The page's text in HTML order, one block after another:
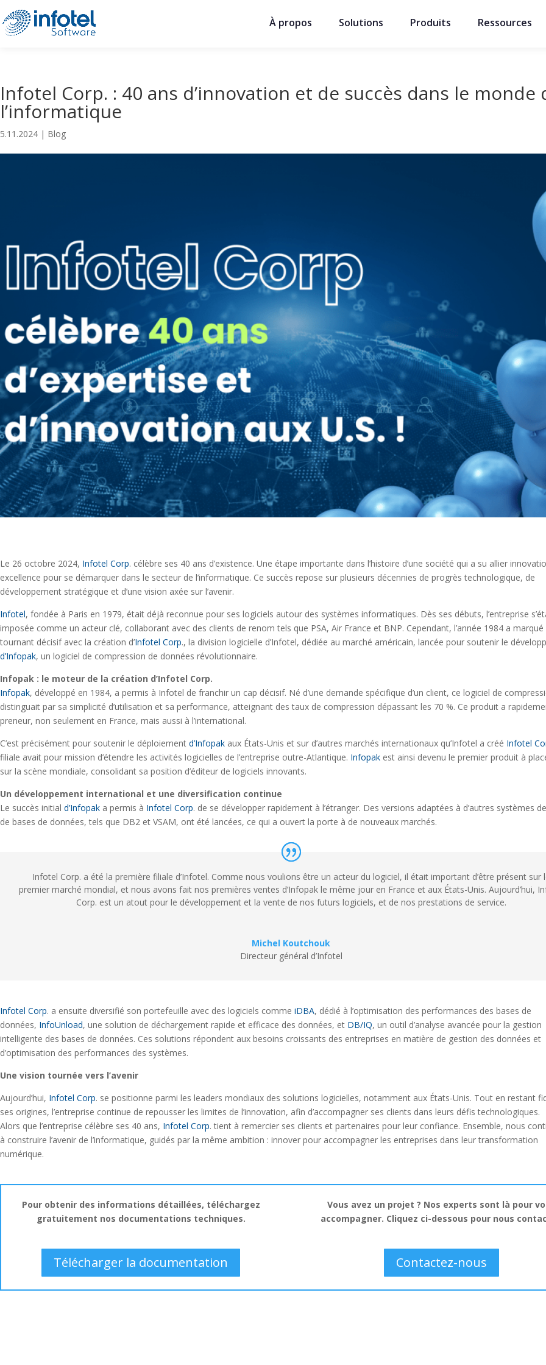
À propos Solutions Produits Ressources
Infotel Corp. : 40 ans d’innovation et de succès dans le monde
l’informatique
5.11.2024 | Blog
Le 26 octobre 2024, Infotel Corp. célèbre ses 40 ans d’existence. Une étape importante dans l’histoire d’une société qui a su allier
excellence pour se démarquer dans le secteur de l’informatique. Ce succès repose sur plusieurs décennies de progrès technologique, de
développement stratégique et d’une vision axée sur l’avenir.
Infotel, fondée à Paris en 1979, était déjà reconnue pour ses logiciels autour des systèmes informatiques. Dès ses débuts, l’entreprise
imposée comme un acteur clé, collaborant avec des clients de renom tels que PSA, Air France et BNP. Cependant, l’année 1984 a marqué
tournant décisif avec la création d’Infotel Corp., la division logicielle d’Infotel, dédiée au marché américain, lancée pour soutenir le
d’Infopak, un logiciel de compression de données révolutionnaire.
Infopak : le moteur de la création d’Infotel Corp.
Infopak, développé en 1984, a permis à Infotel de franchir un cap décisif. Né d’une demande spécifique d’un client, ce logiciel de
distinguait par sa simplicité d’utilisation et sa performance, atteignant des taux de compression dépassant les 70 %. Ce produit a
preneur, non seulement en France, mais aussi à l’international.
C’est précisément pour soutenir le déploiement d’Infopak aux États-Unis et sur d’autres marchés internationaux qu’Infotel a créé Infotel
filiale avait pour mission d’étendre les activités logicielles de l’entreprise outre-Atlantique. Infopak est ainsi devenu le premier produit à
sur la scène mondiale, consolidant sa position d’éditeur de logiciels innovants.
Un développement international et une diversification continue
Le succès initial d’Infopak a permis à Infotel Corp. de se développer rapidement à l’étranger. Des versions adaptées à d’autres systèmes
de bases de données, tels que DB2 et VSAM, ont été lancées, ce qui a ouvert la porte à de nouveaux marchés.
Infotel Corp. a été la première filiale d’Infotel. Comme nous voulions être un acteur du logiciel, il était important d’être présent sur
premier marché mondial, et nous avons fait nos premières ventes d’Infopak le même jour en France et aux États-Unis. Aujourd’hui,
Corp. est un atout pour le développement et la vente de nos futurs logiciels, et de nos prestations de service.
Michel Koutchouk
Directeur général d’Infotel
Infotel Corp. a ensuite diversifié son portefeuille avec des logiciels comme iDBA, dédié à l’optimisation des performances des bases de
données, InfoUnload, une solution de déchargement rapide et efficace des données, et DB/IQ, un outil d’analyse avancée pour la gestion
intelligente des bases de données. Ces solutions répondent aux besoins croissants des entreprises en matière de gestion des données et
d’optimisation des performances des systèmes.
Une vision tournée vers l’avenir
Aujourd’hui, Infotel Corp. se positionne parmi les leaders mondiaux des solutions logicielles, notamment aux États-Unis. Tout en restant
ses origines, l’entreprise continue de repousser les limites de l’innovation, afin d’accompagner ses clients dans leurs défis technologiques.
Alors que l’entreprise célèbre ses 40 ans, Infotel Corp. tient à remercier ses clients et partenaires pour leur confiance. Ensemble, nous
à construire l’avenir de l’informatique, guidés par la même ambition : innover pour accompagner les entreprises dans leur transformation
numérique.
Pour obtenir des informations détaillées, téléchargez
gratuitement nos documentations techniques.
Télécharger la documentation
Vous avez un projet ? Nos experts sont là pour
accompagner. Cliquez ci-dessous pour nous
Contactez-nous